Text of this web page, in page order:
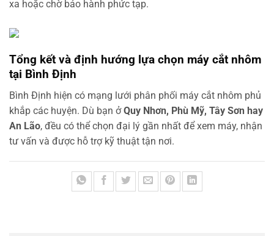
xa hoặc chờ bảo hành phức tạp.
Tổng kết và định hướng lựa chọn máy cắt nhôm
tại Bình Định
Bình Định hiện có mạng lưới phân phối máy cắt nhôm phủ
khắp các huyện. Dù bạn ởQuy Nhơn, Phù Mỹ, Tây Sơn hay
An Lão, đều có thể chọn đại lý gần nhất để xem máy, nhận
tư vấn và được hỗ trợ kỹ thuật tận nơi.